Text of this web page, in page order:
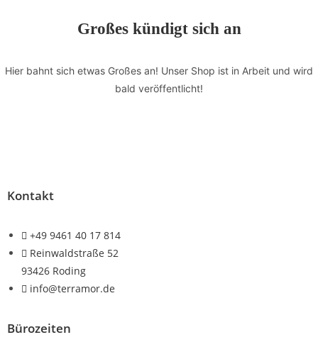
Großes kündigt sich an
Hier bahnt sich etwas Großes an! Unser Shop ist in Arbeit und wird
bald veröffentlicht!
Kontakt
+49 9461 40 17 814
Reinwaldstraße 52
93426 Roding
info@terramor.de
Bürozeiten